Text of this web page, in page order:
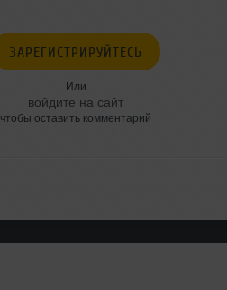
ЗАРЕГИСТРИРУЙТЕСЬ
Или
войдите на сайт
чтобы оставить комментарий